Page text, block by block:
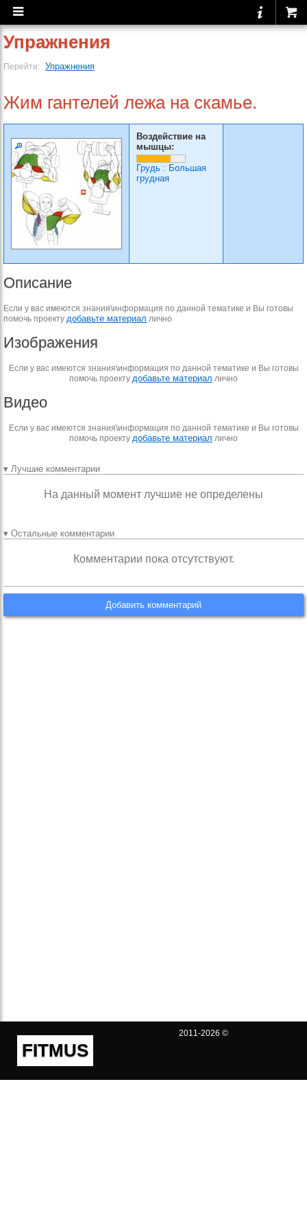
Упражнения
Перейти: Упражнения
Жим гантелей лежа на скамье.
Воздействие на
мышцы:
Грудь : Большая
грудная
Описание
Если у вас имеются знания\информация по данной тематике и Вы готовы
помочь проекту добавьте материал лично
Изображения
Если у вас имеются знания\информация по данной тематике и Вы готовы
помочь проекту добавьте материал лично
Видео
Если у вас имеются знания\информация по данной тематике и Вы готовы
помочь проекту добавьте материал лично
▾ Лучшие комментарии
На данный момент лучшие не определены
▾ Остальные комментарии
Комментарии пока отсутствуют.
Добавить комментарий
FITMUS
2011-2026 ©